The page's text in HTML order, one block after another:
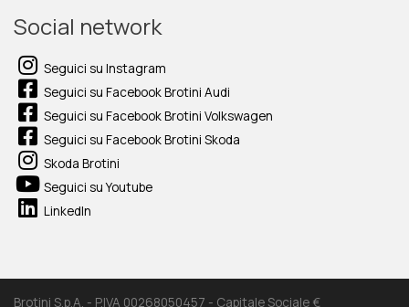
Social network
Seguici su Instagram
Seguici su Facebook Brotini Audi
Seguici su Facebook Brotini Volkswagen
Seguici su Facebook Brotini Skoda
Skoda Brotini
Seguici su Youtube
LinkedIn
Brotini S.p.A. - P.IVA 00268050457 - Capitale Sociale €